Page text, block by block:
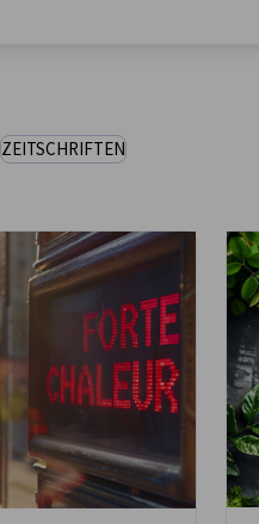
ZEITSCHRIFTEN